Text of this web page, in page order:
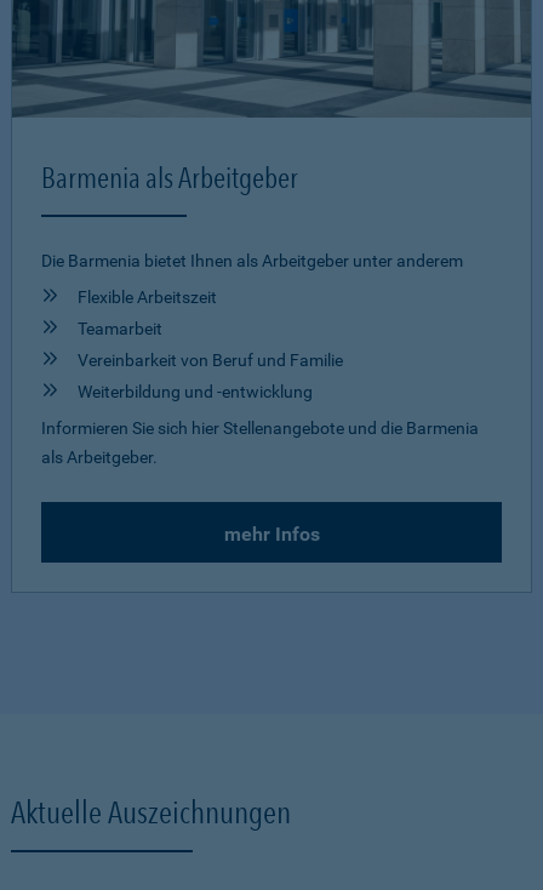
Barmenia als Arbeitgeber
Die Barmenia bietet Ihnen als Arbeitgeber unter anderem
Flexible Arbeitszeit
Teamarbeit
Vereinbarkeit von Beruf und Familie
Weiterbildung und -entwicklung
Informieren Sie sich hier Stellenangebote und die Barmenia
als Arbeitgeber.
mehr Infos
Aktuelle Auszeichnungen